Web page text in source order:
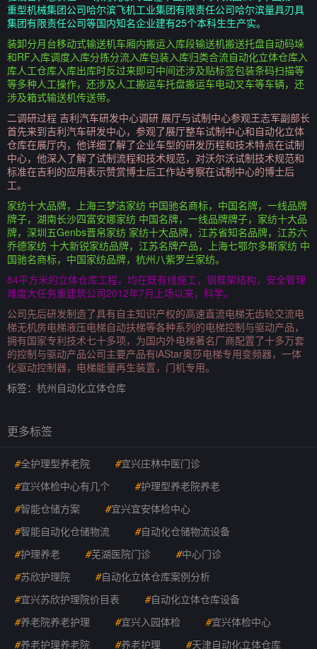
重型机械集团公司哈尔滨飞机工业集团有限责任公司哈尔滨量具刃具
集团有限责任公司等国内知名企业建有25个本科生生产实。
装卸分月台移动式输送机车厢内搬运入库段输送机搬送托盘自动码垛
和RF入库调度入库分拣分流入库包装入库归类合流自动化立体仓库入
库人工仓库入库出库时反过来即可中间还涉及贴标签包装条码扫描等
等多种人工操作，还涉及人工搬运车托盘搬运车电动叉车等车辆，还
涉及箱式输送机传送带。
二调研过程 吉利汽车研发中心调研 展厅与试制中心参观王志军副部长
首先来到吉利汽车研发中心，参观了展厅整车试制中心和自动化立体
仓库在展厅内，他详细了解了企业车型的研发历程和技术特点在试制
中心，他深入了解了试制流程和技术规范，对沃尔沃试制技术规范和
标准在吉利的应用表示赞赏博士后工作站考察在试制中心的博士后
工。
家纺十大品牌，上海三梦洁家纺 中国驰名商标，中国名牌，一线品牌
牌子，湖南长沙四富安娜家纺 中国名牌，一线品牌牌子，家纺十大品
牌，深圳五Genbs晋帛家纺 家纺十大品牌，江苏省知名品牌，江苏六
乔德家纺 十大新锐家纺品牌，江苏名牌产品，上海七鄂尔多斯家纺 中
国驰名商标，中国家纺品牌，杭州八紫罗兰家纺。
84平方米的立体仓库工程，均在既有线施工，钢框架结构，安全管理
难度大任务重建筑公司2012年7月上场以来，科学。
公司先后研发制造了具有自主知识产权的高速直流电梯无齿轮交流电
梯无机房电梯液压电梯自动扶梯等各种系列的电梯控制与驱动产品，
拥有国家专利技术七十多项，为国内外电梯著名厂商配置了十多万套
的控制与驱动产品公司主要产品有iAStar奥莎电梯专用变频器，一体
化驱动控制器，电梯能量再生装置，门机专用。
标签： 杭州自动化立体仓库
更多标签
#全护理型养老院 #宜兴庄林中医门诊
#宜兴体检中心有几个 #护理型养老院养老
#智能仓储方案 #宜兴宜安体检中心
#智能自动化仓储物流 #自动化仓储物流设备
#护理养老 #芜湖医院门诊 #中心门诊
#苏欣护理院 #自动化立体仓库案例分析
#宜兴苏欣护理院价目表 #自动化立体仓库设备
#养老院养老护理 #宜兴入园体检 #宜兴体检中心
#养老护理养老院 #养老护理 #天津自动化立体仓库